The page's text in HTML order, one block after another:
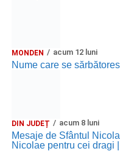
MONDEN acum 12 luni
Nume care se
DIN JUDEȚ acum 8 luni
Mesaje de Sfântul
Nicolae pentru cei dragi